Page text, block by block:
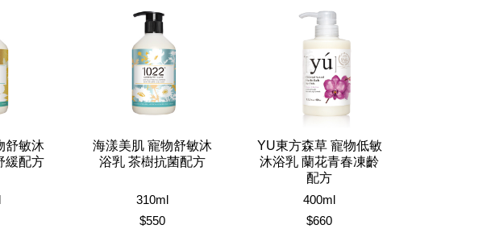
舒敏沐
緩配方
海漾美肌 寵物舒敏沐
浴乳 茶樹抗菌配方
310ml
$550
YU東方森草 寵物低敏
沐浴乳 蘭花青春凍齡
配方
400ml
$660